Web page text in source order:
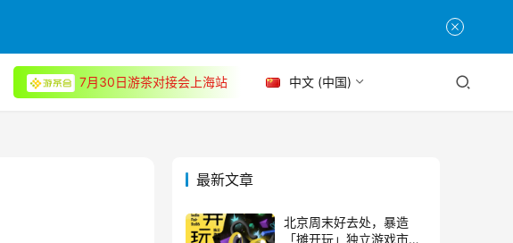
7月30日游茶对接会上海站 中文 (中国)
最新文章
北京周末好去处，暴造
「摊开玩」独立游戏市集